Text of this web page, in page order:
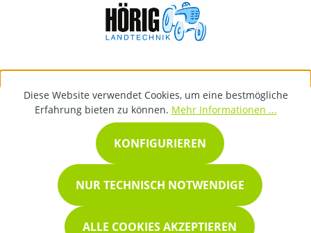
Diese Website verwendet Cookies, um eine bestmögliche
Erfahrung bieten zu können. Mehr Informationen ...
NUR TECHNISCH NOTWENDIGE
KONFIGURIEREN
ALLE COOKIES AKZEPTIEREN